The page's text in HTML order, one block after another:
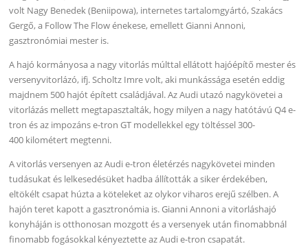
volt Nagy Benedek (Beniipowa), internetes tartalomgyártó, Szakács
Gergő, a Follow The Flow énekese, emellett Gianni Annoni,
gasztronómiai mester is.
A hajó kormányosa a nagy vitorlás múlttal ellátott hajóépítő mester és
versenyvitorlázó, ifj. Scholtz Imre volt, aki munkássága esetén eddig
majdnem 500 hajót épített családjával. Az Audi utazó nagykövetei a
vitorlázás mellett megtapasztalták, hogy milyen a nagy hatótávú Q4 e-
tron és az impozáns e-tron GT modellekkel egy töltéssel 300-
400 kilométert megtenni.
A vitorlás versenyen az Audi e-tron életérzés nagykövetei minden
tudásukat és lelkesedésüket hadba állították a siker érdekében,
eltökélt csapat húzta a köteleket az olykor viharos erejű szélben. A
hajón teret kapott a gasztronómia is. Gianni Annoni a vitorláshajó
konyháján is otthonosan mozgott és a versenyek után finomabbnál
finomabb fogásokkal kényeztette az Audi e-tron csapatát.